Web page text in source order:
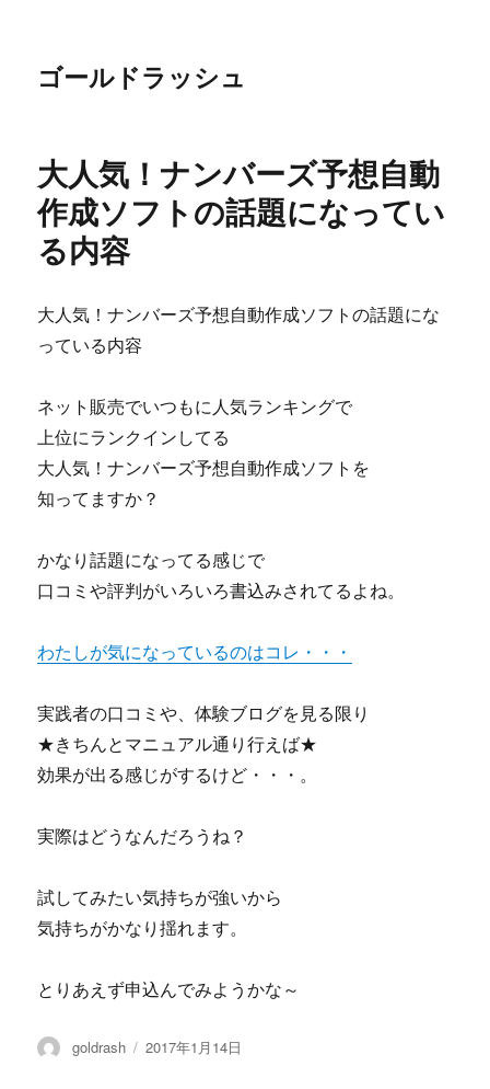
ゴールドラッシュ
大人気！ナンバーズ予想自動
作成ソフトの話題になってい
る内容
大人気！ナンバーズ予想自動作成ソフトの話題にな
っている内容
ネット販売でいつもに人気ランキングで
上位にランクインしてる
大人気！ナンバーズ予想自動作成ソフトを
知ってますか？
かなり話題になってる感じで
口コミや評判がいろいろ書込みされてるよね。
わたしが気になっているのはコレ・・・
実践者の口コミや、体験ブログを見る限り
★きちんとマニュアル通り行えば★
効果が出る感じがするけど・・・。
実際はどうなんだろうね？
試してみたい気持ちが強いから
気持ちがかなり揺れます。
とりあえず申込んでみようかな～
投
goldrash
投
2017年1月14日